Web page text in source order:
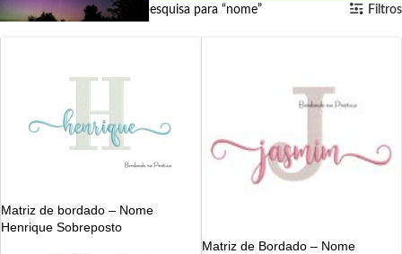
Início Loja Resultados da pesquisa para “nome” Filtros
Matriz de bordado – Nome
Henrique Sobreposto
Matriz de Bordado – Nome